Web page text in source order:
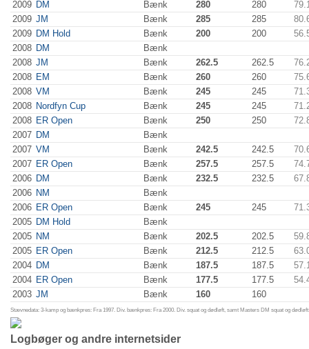
2009 DM Bænk 280 280
2009 JM Bænk 285 285
2009 DM Hold Bænk 200 200
2008 DM
Bænk
2008 JM Bænk 262.5 262.5
2008 EM Bænk 260 260
2008 VM Bænk 245 245
2008 Nordfyn Cup Bænk 245 245
2008 ER Open Bænk 250 250
2007 DM
Bænk
2007 VM Bænk 242.5 242.5
2007 ER Open Bænk 257.5 257.5
2006 DM Bænk 232.5 232.5
2006 NM
Bænk
2006 ER Open Bænk 245 245
2005 DM Hold
Bænk
2005 NM Bænk 202.5 202.5
2005 ER Open Bænk 212.5 212.5
2004 DM Bænk 187.5 187.5
2004 ER Open Bænk 177.5 177.5
2003 JM Bænk 160 160
Stævnedata: 3-kamp og bænkpres: Fra 1997. Div. bænkpres: Fra 2000. Div. squat og dødløft, samt Masters DM squat og
Logbøger og andre internetsider